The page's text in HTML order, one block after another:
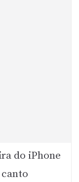
do iPhone